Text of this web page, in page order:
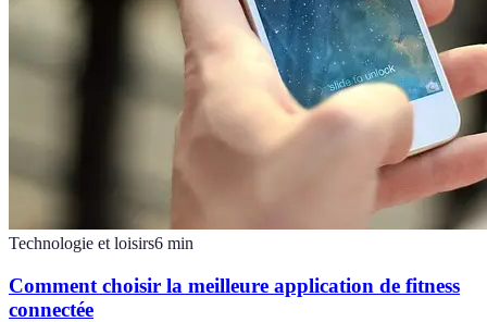
Technologie et loisirs6 min
Comment choisir la meilleure application de fitness
connectée